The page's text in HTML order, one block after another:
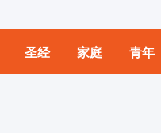
圣经 家庭 青年